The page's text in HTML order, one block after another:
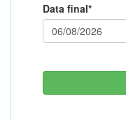
Data final*